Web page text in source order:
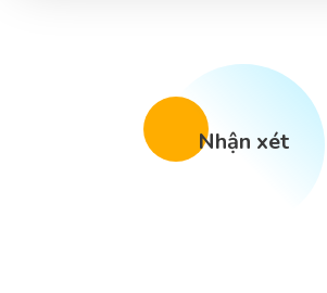
Nhận xét